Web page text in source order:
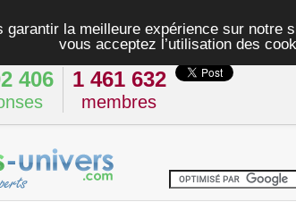
la meilleure expérience sur
vous acceptez l’utilisation des
406 1 461 632
membres